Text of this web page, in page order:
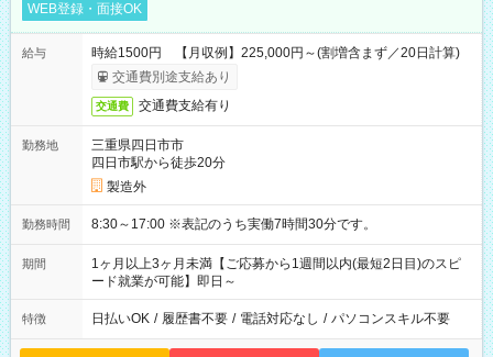
WEB登録・面接OK
給与
時給1500円 【月収例】225,000円～(割増含まず／20日計算)
交通費別途支給あり
交通費 交通費支給有り
勤務地
三重県四日市市
四日市駅から徒歩20分
製造外
勤務時間 8:30～17:00 ※表記のうち実働7時間30分です。
期間
1ヶ月以上3ヶ月未満【ご応募から1週間以内(最短2日目)のスピ
ード就業が可能】即日～
特徴 日払いOK / 履歴書不要 / 電話対応なし / パソコンスキル不要